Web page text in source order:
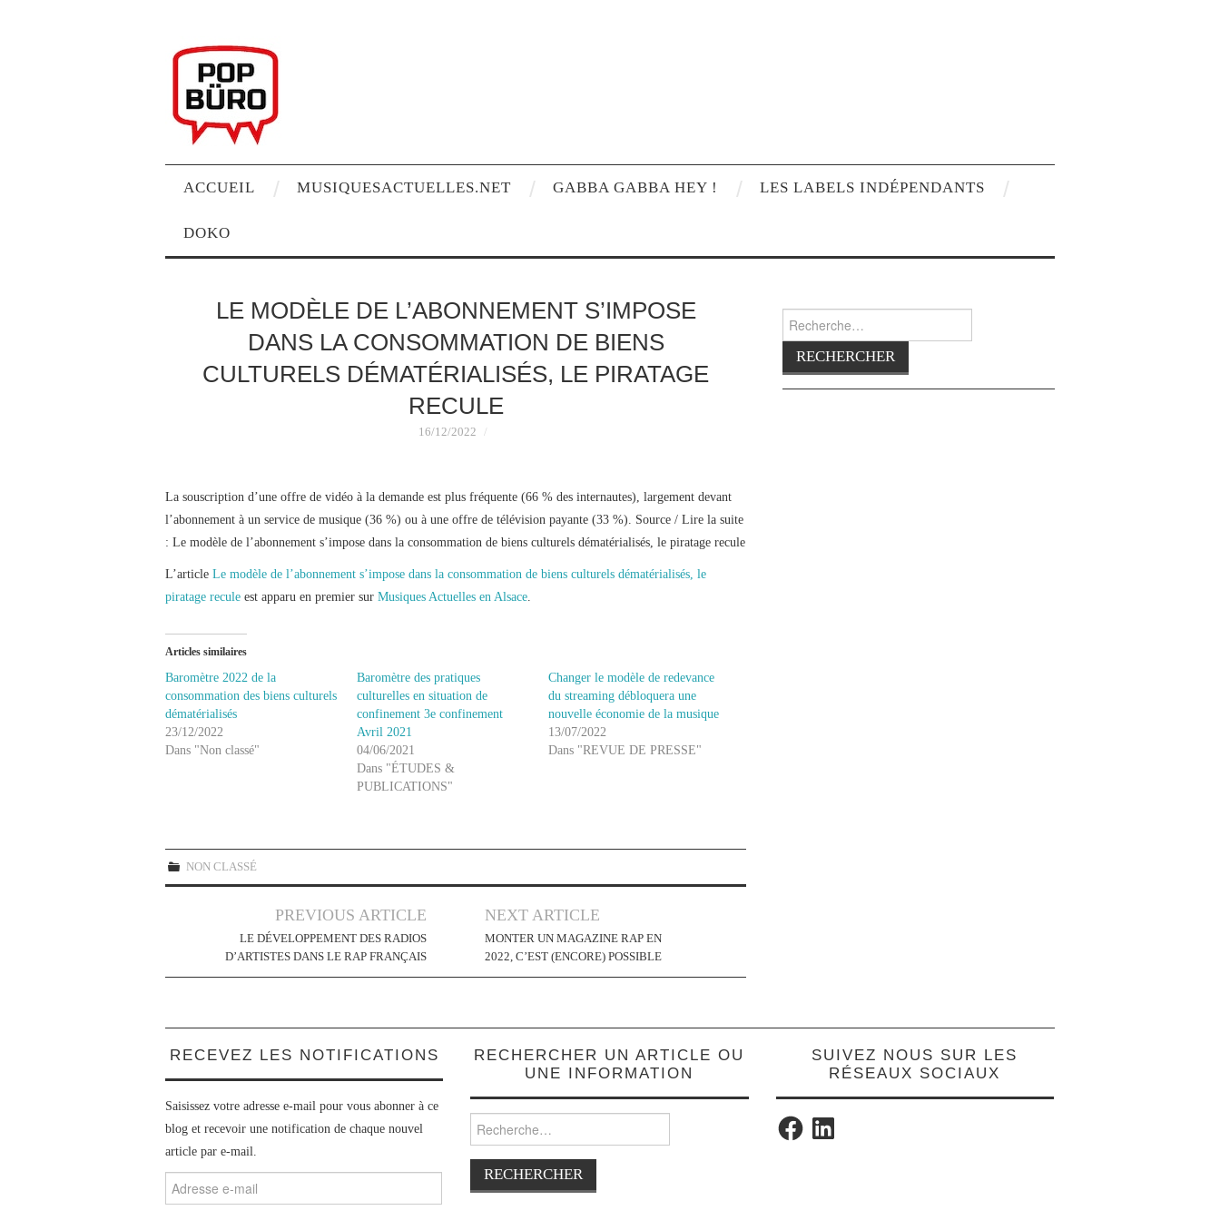
ACCUEIL MUSIQUESACTUELLES.NET GABBA GABBA HEY ! LES LABELS INDÉPENDANTS
DOKO
LE MODÈLE DE L’ABONNEMENT S’IMPOSE
DANS LA CONSOMMATION DE BIENS
CULTURELS DÉMATÉRIALISÉS, LE PIRATAGE
RECULE
16/12/2022
La souscription d’une offre de vidéo à la demande est plus fréquente (66 % des internautes), largement devant
l’abonnement à un service de musique (36 %) ou à une offre de télévision payante (33 %). Source / Lire la suite
: Le modèle de l’abonnement s’impose dans la consommation de biens culturels dématérialisés, le piratage recule
L’article Le modèle de l’abonnement s’impose dans la consommation de biens culturels dématérialisés, le
piratage recule est apparu en premier sur Musiques Actuelles en Alsace
Articles similaires
Baromètre 2022 de la
consommation des biens culturels
dématérialisés
23/12/2022
Dans "Non classé"
Baromètre des pratiques
culturelles en situation de
confinement 3e confinement
Avril 2021
04/06/2021
Dans "ÉTUDES &
PUBLICATIONS"
Changer le modèle de redevance
du streaming débloquera une
nouvelle économie de la musique
13/07/2022
Dans "REVUE DE PRESSE"
NON CLASSÉ
articles
PREVIOUS ARTICLE
LE DÉVELOPPEMENT DES RADIOS
D’ARTISTES DANS LE RAP FRANÇAIS
NEXT ARTICLE
MONTER UN MAGAZINE RAP EN
2022, C’EST (ENCORE) POSSIBLE
RECEVEZ LES NOTIFICATIONS
Saisissez votre adresse e-mail pour vous abonner à ce
blog et recevoir une notification de chaque nouvel
article par e-mail.
e-
RECHERCHER UN ARTICLE OU
UNE INFORMATION
SUIVEZ NOUS SUR LES
RÉSEAUX SOCIAUX
FacebookLinkedIn